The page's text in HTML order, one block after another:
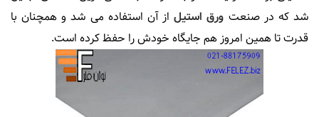
شد که در صنعت ورق استیلاز آن استفاده می شد و همچنان با
قدرت تا همین امروز هم جایگاه خودش را حفظ کرده است.